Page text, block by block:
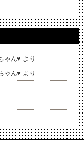
ゃん♥️ より
ゃん♥️ より